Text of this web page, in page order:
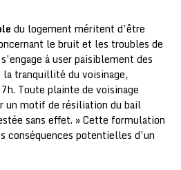
du logement méritent d’être
le bruit et les troubles de
à user paisiblement des
tranquillité du voisinage,
Toute plainte de voisinage
un motif de résiliation du bail
sans effet. » Cette formulation
conséquences potentielles d’un